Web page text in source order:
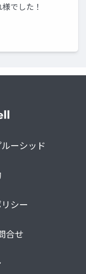
でした！
ーシッド
シー
合せ